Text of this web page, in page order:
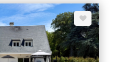
cuisine entièrement équipée,
WC. À l'étage, la maison
confortables. Le souplex
avec sa chambre et sa salle
également une grande
de cuisine d'été, avec un
un véritable atout pour
jours ou créer un espace